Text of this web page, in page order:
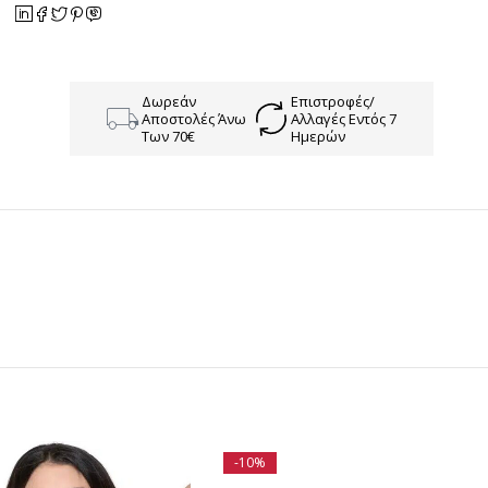
Δωρεάν
Αποστολές Άνω
Των 70€
Επιστροφές/
Αλλαγές Εντός 7
Ημερών
-10%